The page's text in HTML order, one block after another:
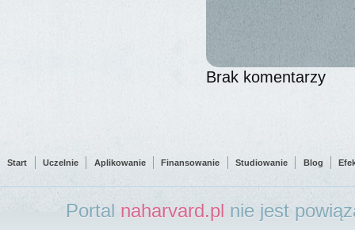
Brak komentarzy
Start Uczelnie Aplikowanie Finansowanie Studiowanie Blog
Portal naharvard.pl nie jest